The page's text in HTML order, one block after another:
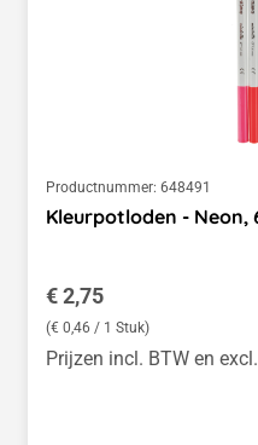
Productnummer: 648491
Kleurpotloden - Neon,
Normale prijs:
€ 2,75
(€ 0,46 / 1 Stuk)
Prijzen incl. BTW en